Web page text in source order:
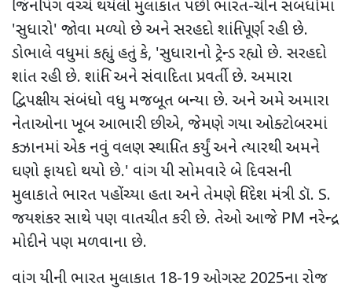
જિનપિંગ વચ્ચે થયેલી મુલાકાત પછી ભારત-ચીન સંબંધોમાં
'સુધારો' જોવા મળ્યો છે અને સરહદો શાંતિપૂર્ણ રહી છે.
ડોભાલે વધુમાં કહ્યું હતું કે, 'સુધારાનો ટ્રેન્ડ રહ્યો છે. સરહદો
શાંત રહી છે. શાંતિ અને સંવાદિતા પ્રવર્તી છે. અમારા
દ્વિપક્ષીય સંબંધો વધુ મજબૂત બન્યા છે. અને અમે અમારા
નેતાઓના ખૂબ આભારી છીએ, જેમણે ગયા ઓક્ટોબરમાં
કઝાનમાં એક નવું વલણ સ્થાપિત કર્યું અને ત્યારથી અમને
ઘણો ફાયદો થયો છે.' વાંગ યી સોમવારે બે દિવસની
મુલાકાતે ભારત પહોંચ્યા હતા અને તેમણે વિદેશ મંત્રી ડૉ. S.
જયશંકર સાથે પણ વાતચીત કરી છે. તેઓ આજે PM નરેન્દ્ર
મોદીને પણ મળવાના છે.
વાંગ યીની ભારત મુલાકાત 18-19 ઓગસ્ટ 2025ના રોજ